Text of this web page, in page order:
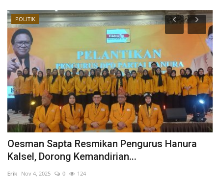
POLITIK
Oesman Sapta Resmikan Pengurus Hanura
Kalsel, Dorong Kemandirian...
Erik Nov 4, 2025 0 124